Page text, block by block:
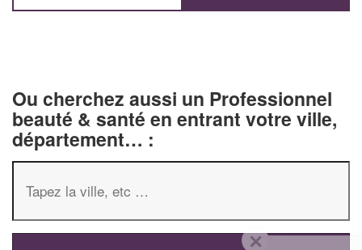
Ou cherchez aussi un Professionnel
beauté & santé en entrant votre ville,
département… :
✕